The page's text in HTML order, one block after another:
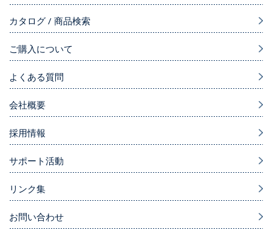
カタログ / 商品検索
ご購入について
よくある質問
会社概要
採用情報
サポート活動
リンク集
お問い合わせ